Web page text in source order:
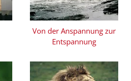
Von der Anspannungzur
Entspannung